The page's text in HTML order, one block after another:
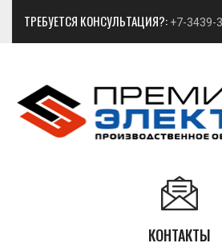
ТРЕБУЕТСЯ КОНСУЛЬТАЦИЯ?: +7-3439-
КОНТАКТЫ